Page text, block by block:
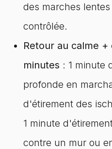
des marches
contrôlée.
Retour au calme
minutes : 1 minute
profonde en
d'étirement des
1 minute
contre un mur ou